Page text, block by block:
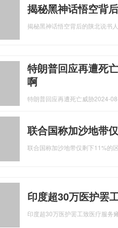
揭秘黑神话悟空背
揭秘黑神话悟空背后的陕北说书人
特朗普回应再遭死
啊
特朗普回应再遭死亡威胁2024-
联合国称加沙地带
联合国称加沙地带仅剩下11%的
印度超30万医护罢
印度超30万医护罢工致医疗服务